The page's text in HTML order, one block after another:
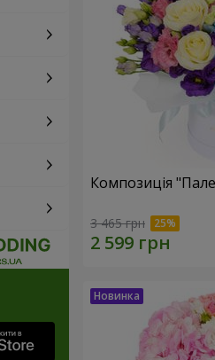
Композиція
3 465 грн